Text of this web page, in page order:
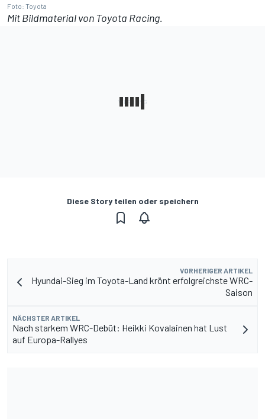
Foto: Toyota
Mit Bildmaterial von Toyota Racing.
Diese Story teilen oder speichern
VORHERIGER ARTIKEL
Hyundai-Sieg im Toyota-Land krönt erfolgreichste WRC-
Saison
NÄCHSTER ARTIKEL
Nach starkem WRC-Debüt: Heikki Kovalainen hat Lust
auf Europa-Rallyes